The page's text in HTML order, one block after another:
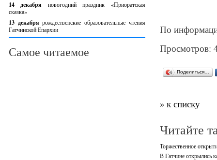
14 декабря новогодний праздник «Приоратская
сказка»
13 декабрярождественские образовательные чтения
Гатчинской Епархии
Самое читаемое
По
Просмотров:
Поделиться…
» к списку
Читайте
Торжественное
В Гатчине открылись